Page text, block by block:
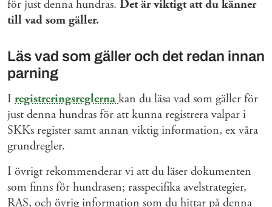
för just denna hundras. Det är viktigt att du känner
till vad som gäller.
Läs vad som gäller och det redan innan
parning
I registreringsreglernakan du läsa vad som gäller för
just denna hundras för att kunna registrera valpar i
SKKs register samt annan viktig information, ex våra
grundregler.
I övrigt rekommenderar vi att du läser dokumenten
som finns för hundrasen; rasspecifika avelstrategier,
RAS, och övrig information som du hittar på denna